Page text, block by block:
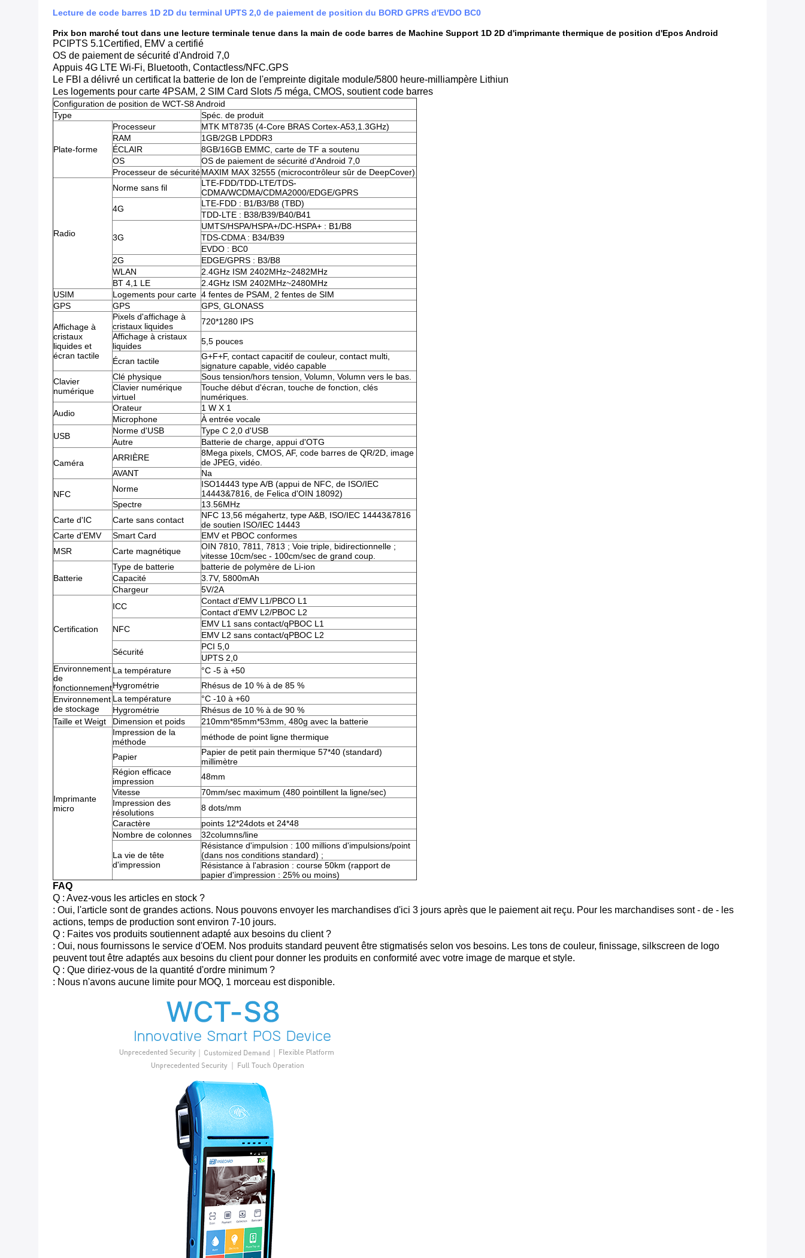
Lecture de code barres 1D 2D du terminal UPTS 2,0 de paiement de position du BORD GPRS d'EVDO BC0
Prix bon marché tout dans une lecture terminale tenue dans la main de code barres de Machine Support 1D 2D d'imprimante thermique de position d'Epos Android
PCIPTS 5.1Certified, EMV a certifié
OS de paiement de sécurité d'Android 7,0
Appuis 4G LTE Wi-Fi, Bluetooth, Contactless/NFC.GPS
Le FBI a délivré un certificat la batterie de lon de l'empreinte digitale module/5800 heure-milliampère Lithiun
Les logements pour carte 4PSAM, 2 SIM Card Slots /5 méga, CMOS, soutient code barres
Configuration de position de WCT-S8 Android
Type
Spéc. de produit
Plate-forme
Processeur
MTK MT8735 (4-Core BRAS Cortex-A53,1.3GHz)
RAM
1GB/2GB LPDDR3
ÉCLAIR
8GB/16GB EMMC, carte de TF a soutenu
OS
OS de paiement de sécurité d'Android 7,0
Processeur de sécuritéMAXIM MAX 32555 (microcontrôleur sûr de DeepCover)
Radio
Norme sans fil
LTE-FDD/TDD-LTE/TDS-
CDMA/WCDMA/CDMA2000/EDGE/GPRS
4G
LTE-FDD : B1/B3/B8 (TBD)
TDD-LTE : B38/B39/B40/B41
3G
UMTS/HSPA/HSPA+/DC-HSPA+ : B1/B8
TDS-CDMA : B34/B39
EVDO : BC0
2G
EDGE/GPRS : B3/B8
WLAN
2.4GHz ISM 2402MHz~2482MHz
BT 4,1 LE
2.4GHz ISM 2402MHz~2480MHz
USIM
Logements pour carte 4 fentes de PSAM, 2 fentes de SIM
GPS
GPS GPS, GLONASS
Affichage à
cristaux
liquides et
écran tactile
Pixels d'affichage à
cristaux liquides
720*1280 IPS
Affichage à cristaux
liquides
5,5 pouces
Écran tactile
G+F+F, contact capacitif de couleur, contact multi,
signature capable, vidéo capable
Clavier
numérique
Clé physique
Sous tension/hors tension, Volumn, Volumn vers le bas.
Clavier numérique
virtuel
Touche début d'écran, touche de fonction, clés
numériques.
Audio
Orateur
1 W X 1
Microphone
À entrée vocale
USB
Norme d'USB
Type C 2,0 d'USB
Autre
Batterie de charge, appui d'OTG
Caméra
ARRIÈRE
8Mega pixels, CMOS, AF, code barres de QR/2D, image
de JPEG, vidéo.
AVANT
Na
NFC
Norme
ISO14443 type A/B (appui de NFC, de ISO/IEC
14443&7816, de Felica d'OIN 18092)
Spectre
13.56MHz
Carte d'IC
Carte sans contact
NFC 13,56 mégahertz, type A&B, ISO/IEC 14443&7816
de soutien ISO/IEC 14443
Carte d'EMV
Smart Card
EMV et PBOC conformes
MSR
Carte magnétique
OIN 7810, 7811, 7813 ; Voie triple, bidirectionnelle ;
vitesse 10cm/sec - 100cm/sec de grand coup.
Batterie
Type de batterie
batterie de polymère de Li-ion
Capacité
3.7V, 5800mAh
Chargeur
5V/2A
Certification
ICC
Contact d'EMV L1/PBCO L1
Contact d'EMV L2/PBOC L2
NFC
EMV L1 sans contact/qPBOC L1
EMV L2 sans contact/qPBOC L2
Sécurité
PCI 5,0
UPTS 2,0
Environnement
de
fonctionnement
La température
°C -5 à +50
Hygrométrie
Rhésus de 10 % à de 85 %
Environnement
de stockage
La température
°C -10 à +60
Hygrométrie
Rhésus de 10 % à de 90 %
Taille et Weigt
Dimension et poids 210mm*85mm*53mm, 480g avec la batterie
Imprimante
micro
Impression de la
méthode
méthode de point ligne thermique
Papier
Papier de petit pain thermique 57*40 (standard)
millimètre
Région efficace
impression
48mm
Vitesse
70mm/sec maximum (480 pointillent la ligne/sec)
Impression des
résolutions
8 dots/mm
Caractère
points 12*24dots et 24*48
Nombre de colonnes
32columns/line
La vie de tête
d'impression
Résistance d'impulsion : 100 millions d'impulsions/point
(dans nos conditions standard) ;
Résistance à l'abrasion : course 50km (rapport de
papier d'impression : 25% ou moins)
FAQ
Q : Avez-vous les articles en stock ?
: Oui, l'article sont de grandes actions. Nous pouvons envoyer les marchandises d'ici 3 jours après que le paiement ait reçu. Pour les marchandises sont - de - les
actions, temps de production sont environ 7-10 jours.
Q : Faites vos produits soutiennent adapté aux besoins du client ?
: Oui, nous fournissons le service d'OEM. Nos produits standard peuvent être stigmatisés selon vos besoins. Les tons de couleur, finissage, silkscreen de logo
peuvent tout être adaptés aux besoins du client pour donner les produits en conformité avec votre image de marque et style.
Q : Que diriez-vous de la quantité d'ordre minimum ?
: Nous n'avons aucune limite pour MOQ, 1 morceau est disponible.